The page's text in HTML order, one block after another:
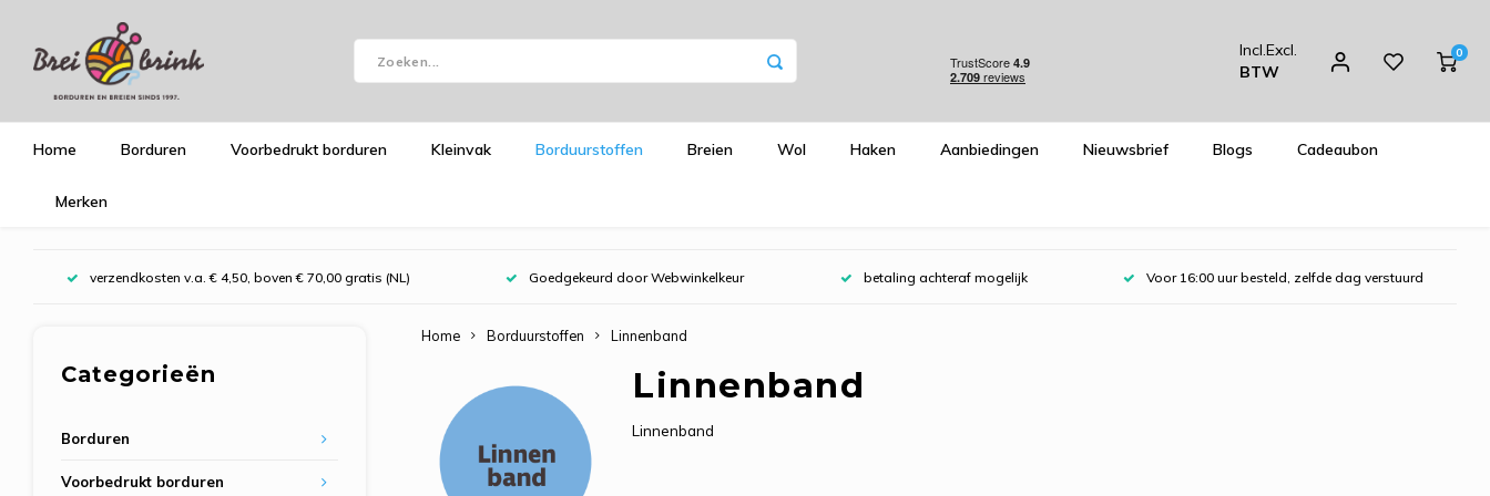
Incl.Excl.
BTW
0
Home Borduren Voorbedrukt borduren Kleinvak Borduurstoffen Breien Wol Haken Aanbiedingen Nieuwsbrief Blogs Cadeaubon
Merken
verzendkosten v.a. € 4,50, boven € 70,00 gratis (NL) Goedgekeurd door Webwinkelkeur betaling achteraf mogelijk Voor 16:00 uur besteld, zelfde dag verstuurd
Categorieën
Borduren
Voorbedrukt borduren
Home Borduurstoffen Linnenband
Linnenband
Linnenband